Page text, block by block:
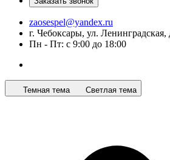
zaosespel@yandex.ru
г. Чебоксары, ул. Ленинградская,
Пн - Пт: с 9:00 до 18:00
Темная тема Светлая тема